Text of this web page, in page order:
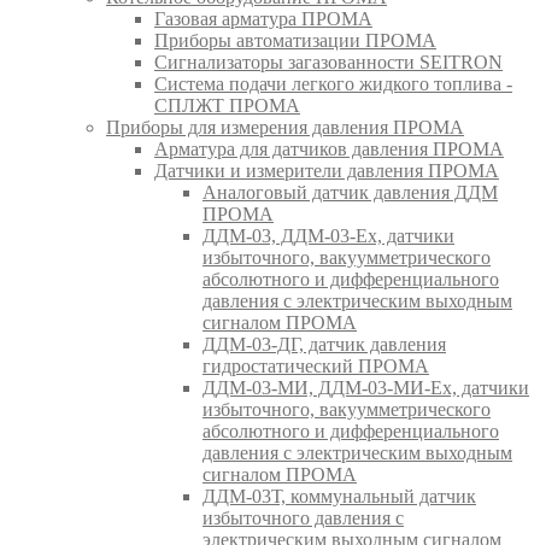
Газовая арматура ПРОМА
Приборы автоматизации ПРОМА
Сигнализаторы загазованности SEITRON
Система подачи легкого жидкого топлива -
СПЛЖТ ПРОМА
Приборы для измерения давления ПРОМА
Арматура для датчиков давления ПРОМА
Датчики и измерители давления ПРОМА
Аналоговый датчик давления ДДМ
ПРОМА
ДДМ-03, ДДМ-03-Ех, датчики
избыточного, вакуумметрического
абсолютного и дифференциального
давления с электрическим выходным
сигналом ПРОМА
ДДМ-03-ДГ, датчик давления
гидростатический ПРОМА
ДДМ-03-МИ, ДДМ-03-МИ-Ех, датчики
избыточного, вакуумметрического
абсолютного и дифференциального
давления с электрическим выходным
сигналом ПРОМА
ДДМ-03Т, коммунальный датчик
избыточного давления с
электрическим выходным сигналом